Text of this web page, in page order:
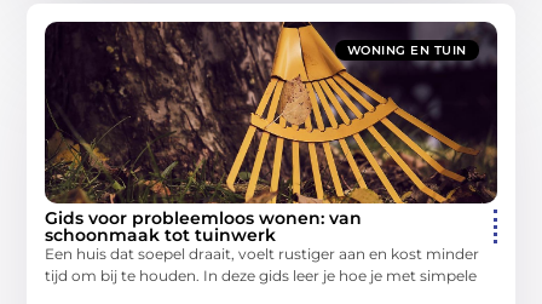
WONING EN TUIN
Gids voor probleemloos wonen: van
schoonmaak tot tuinwerk
Een huis dat soepel draait, voelt rustiger aan en kost minder
tijd om bij te houden. In deze gids leer je hoe je met simpele